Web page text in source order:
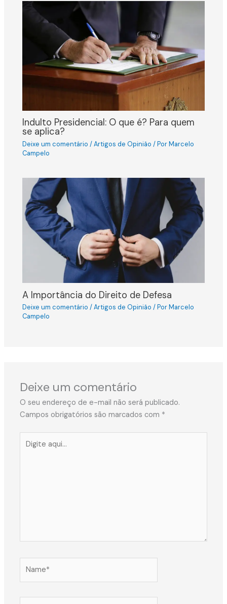
Indulto Presidencial: O que é? Para quem
se aplica?
Deixe um comentário /Artigos de Opinião / PorMarcelo
Campelo
A Importância do Direito de Defesa
Deixe um comentário /Artigos de Opinião / PorMarcelo
Campelo
Deixe um comentário
O seu endereço de e-mail não será publicado.
Campos obrigatórios são marcados com *
aqui...